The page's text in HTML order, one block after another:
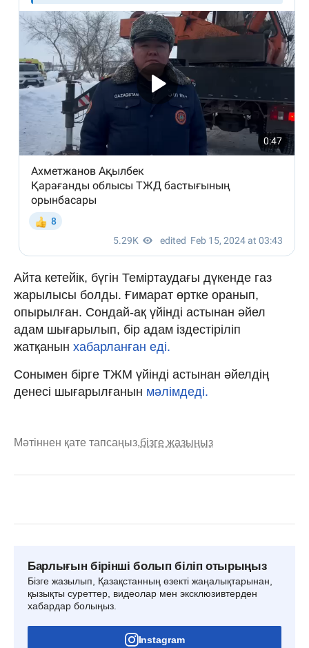
Айта кетейік, бүгін Теміртаудағы дүкенде газ
жарылысы болды. Ғимарат өртке оранып,
опырылған. Сондай-ақ үйінді астынан әйел
адам шығарылып, бір адам іздестіріліп
жатқанын хабарланған еді.
Сонымен бірге ТЖМ үйінді астынан әйелдің
денесі шығарылғанын мәлімдеді.
Мәтіннен қате тапсаңыз,бізге жазыңыз
Барлығын бірінші болып біліп отырыңыз
Бізге жазылып, Қазақстанның өзекті жаңалықтарынан,
қызықты суреттер, видеолар мен эксклюзивтерден
хабардар болыңыз.
Instagram